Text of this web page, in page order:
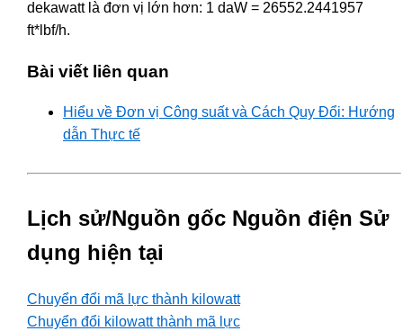
dekawatt là đơn vị lớn hơn: 1 daW = 26552.2441957
ft*lbf/h.
Bài viết liên quan
Hiểu về Đơn vị Công suất và Cách Quy Đổi: Hướng
dẫn Thực tế
Lịch sử/Nguồn gốc Nguồn điện Sử
dụng hiện tại
Chuyển đổi mã lực thành kilowatt
Chuyển đổi kilowatt thành mã lực